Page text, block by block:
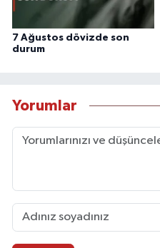
7 Ağustos dövizde son
durum
Yorumlar